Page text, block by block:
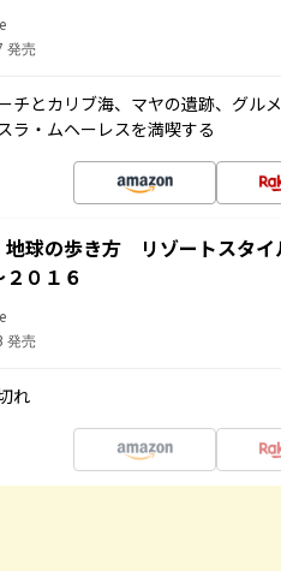
発売
チとカリブ海、マヤの遺跡、グル
ラ・ムヘーレスを満喫する
球の歩き方 リゾートスタ
０１６
発売
れ